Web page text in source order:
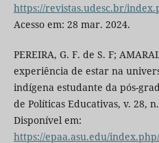
https://revistas.udesc.br/
Acesso em: 28 mar. 2024.
PEREIRA, G. F. de S. F;
experiência de estar na
indígena estudante da pós-
de Políticas Educativas, v. 28,
Disponível em:
https://epaa.asu.edu/